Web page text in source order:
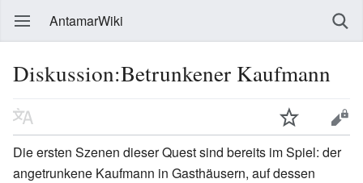
AntamarWiki
Diskussion:Betrunkener Kaufmann
Die ersten Szenen dieser Quest sind bereits im Spiel: der
angetrunkene Kaufmann in Gasthäusern, auf dessen